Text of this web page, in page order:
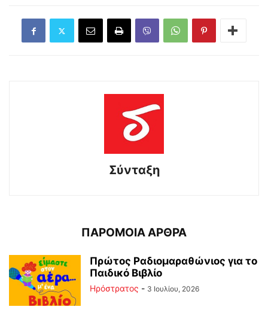
Σύνταξη
ΠΑΡΟΜΟΙΑ ΑΡΘΡΑ
Πρώτος Ραδιομαραθώνιος για το
Παιδικό Βιβλίο
Ηρόστρατος - 3 Ιουλίου, 2026